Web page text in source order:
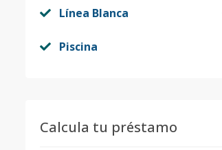
Línea Blanca
Piscina
Calcula tu préstamo